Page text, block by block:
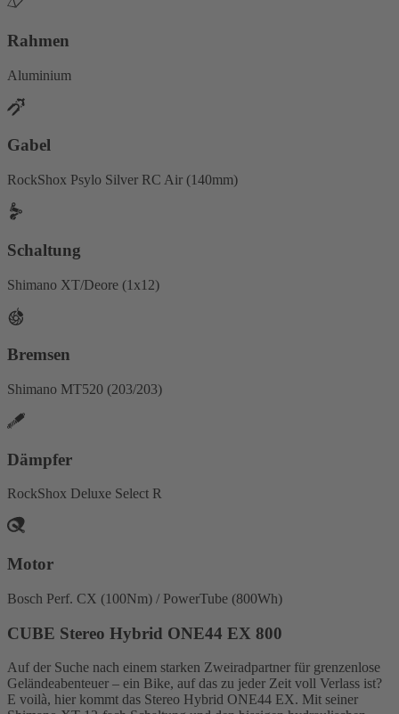
Rahmen
Aluminium
Gabel
RockShox Psylo Silver RC Air (140mm)
Schaltung
Shimano XT/Deore (1x12)
Bremsen
Shimano MT520 (203/203)
Dämpfer
RockShox Deluxe Select R
Motor
Bosch Perf. CX (100Nm) / PowerTube (800Wh)
CUBE Stereo Hybrid ONE44 EX 800
Auf der Suche nach einem starken Zweiradpartner für grenzenlose
Geländeabenteuer – ein Bike, auf das zu jeder Zeit voll Verlass ist?
E voilà, hier kommt das Stereo Hybrid ONE44 EX. Mit seiner